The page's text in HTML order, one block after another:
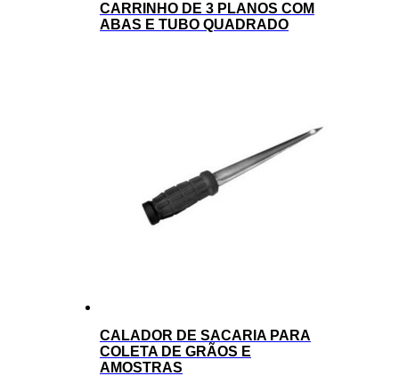
CARRINHO DE 3 PLANOS COM
ABAS E TUBO QUADRADO
CALADOR DE SACARIA PARA
COLETA DE GRÃOS E
AMOSTRAS